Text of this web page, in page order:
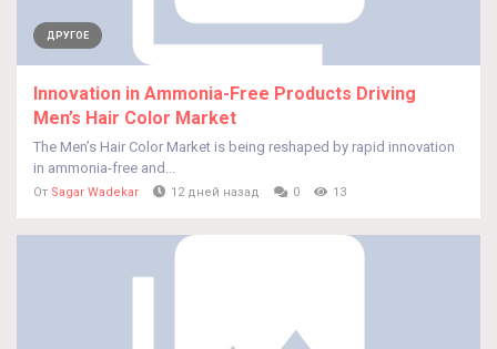
ДРУГОЕ
Innovation in Ammonia-Free Products Driving
Men’s Hair Color Market
The Men’s Hair Color Market is being reshaped by rapid innovation
in ammonia-free and...
От Sagar Wadekar 12 дней назад 0 13